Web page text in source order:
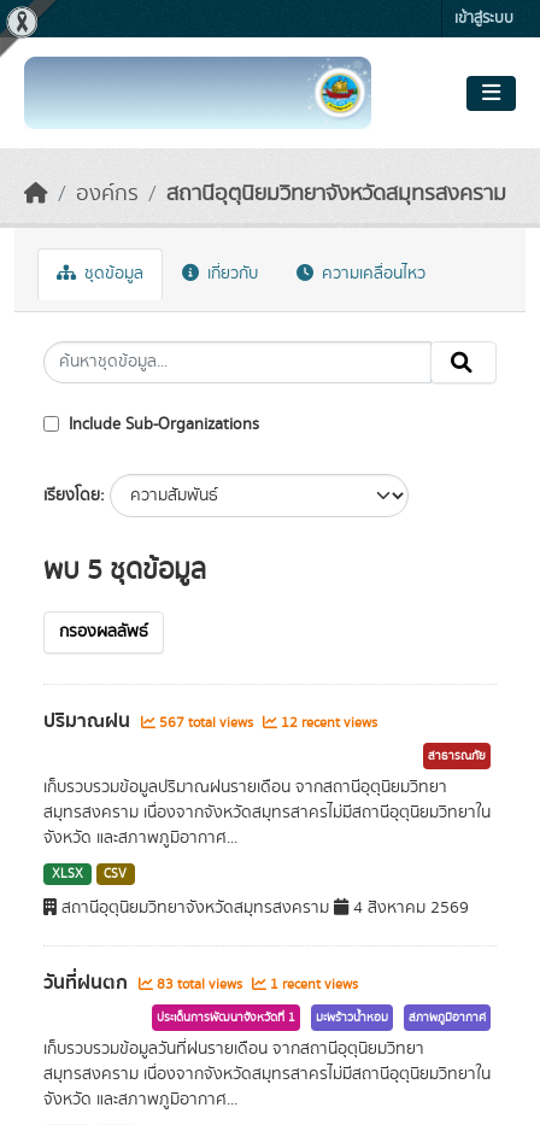
Skip to main content เข้าสู่ระบบ
องค์กร สถานีอุตุนิยมวิทยาจังหวัดสมุทรสงคราม
ชุดข้อมูล เกี่ยวกับ ความเคลื่อนไหว
Include Sub-Organizations
เรียงโดย
พบ 5 ชุดข้อมูล
กรองผลลัพธ์
ปริมาณฝน 567 total views 12 recent views
สาธารณภัย
เก็บรวบรวมข้อมูลปริมาณฝนรายเดือน จากสถานีอุตุนิยมวิทยา
สมุทรสงคราม เนื่องจากจังหวัดสมุทรสาครไม่มีสถานีอุตุนิยมวิทยาใน
จังหวัด และสภาพภูมิอากาศ...
XLSX CSV
สถานีอุตุนิยมวิทยาจังหวัดสมุทรสงคราม 4 สิงหาคม 2569
วันที่ฝนตก 83 total views 1 recent views
ประเด็นการพัฒนาจังหวัดที่ 1 มะพร้าวน้ำหอม สภาพภูมิอากาศ
เก็บรวบรวมข้อมูลวันที่ฝนรายเดือน จากสถานีอุตุนิยมวิทยา
สมุทรสงคราม เนื่องจากจังหวัดสมุทรสาครไม่มีสถานีอุตุนิยมวิทยาใน
จังหวัด และสภาพภูมิอากาศ...